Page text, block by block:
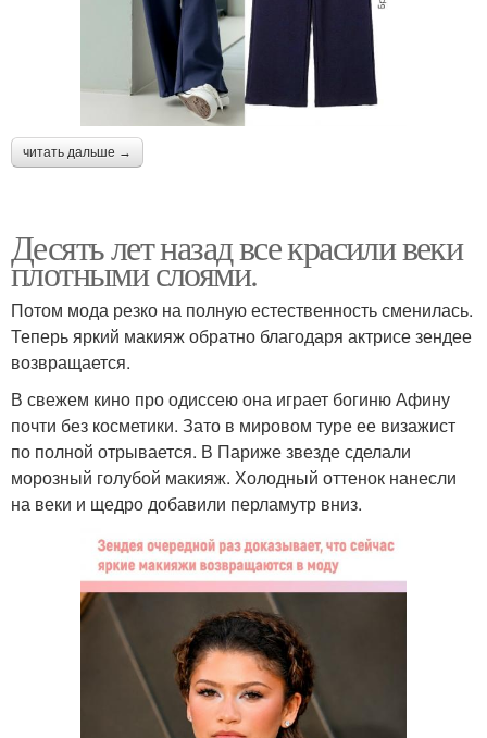
читать дальше →
Десять лет назад все красили веки
плотными слоями.
Потом мода резко на полную естественность сменилась.
Теперь яркий макияж обратно благодаря актрисе зендее
возвращается.
В свежем кино про одиссею она играет богиню Афину
почти без косметики. Зато в мировом туре ее визажист
по полной отрывается. В Париже звезде сделали
морозный голубой макияж. Холодный оттенок нанесли
на веки и щедро добавили перламутр вниз.